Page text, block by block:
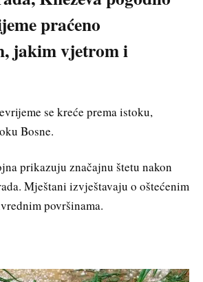
praćeno
jakim vjetrom i
se kreće prema istoku,
Bosne.
prikazuju značajnu štetu nakon
Mještani izvještavaju o oštećenim
površinama.